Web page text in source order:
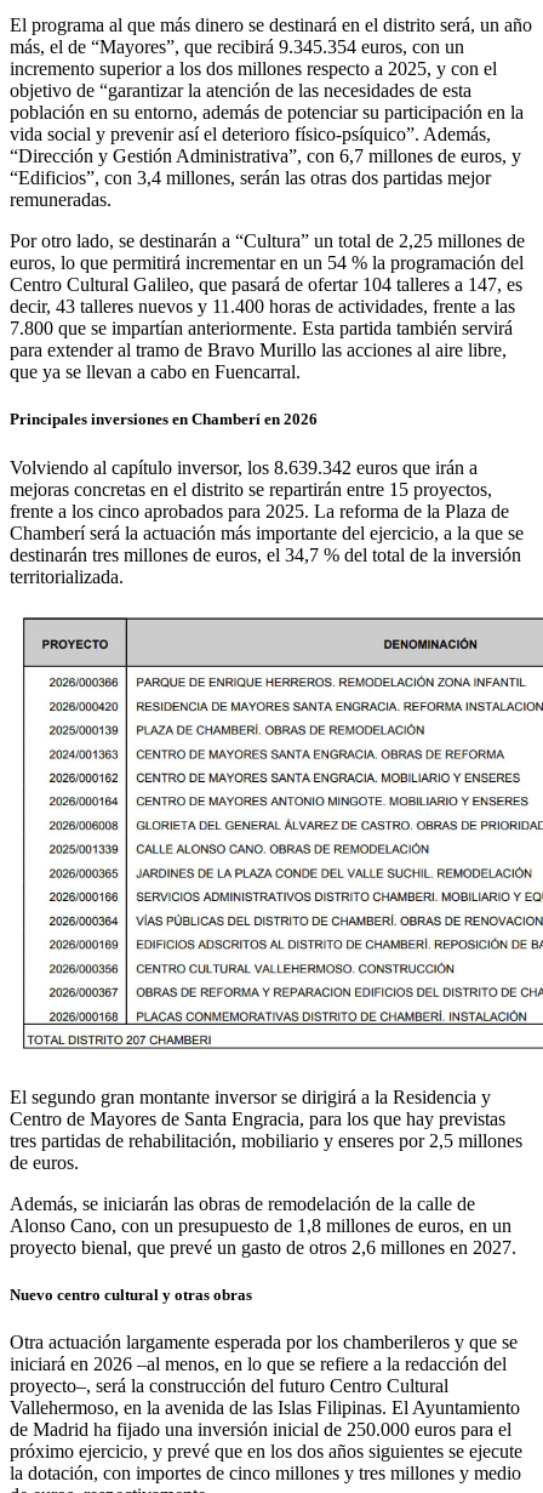
El programa al que más dinero se destinará en el distrito será, un año
más, el de “Mayores”, que recibirá 9.345.354 euros, con un
incremento superior a los dos millones respecto a 2025, y con el
objetivo de “garantizar la atención de las necesidades de esta
población en su entorno, además de potenciar su participación en la
vida social y prevenir así el deterioro físico-psíquico”. Además,
“Dirección y Gestión Administrativa”, con 6,7 millones de euros, y
“Edificios”, con 3,4 millones, serán las otras dos partidas mejor
remuneradas.
Por otro lado, se destinarán a “Cultura” un total de 2,25 millones de
euros, lo que permitirá incrementar en un 54 % la programación del
Centro Cultural Galileo, que pasará de ofertar 104 talleres a 147, es
decir, 43 talleres nuevos y 11.400 horas de actividades, frente a las
7.800 que se impartían anteriormente. Esta partida también servirá
para extender al tramo de Bravo Murillo las acciones al aire libre,
que ya se llevan a cabo en Fuencarral.
Principales inversiones en Chamberí en 2026
Volviendo al capítulo inversor, los 8.639.342 euros que irán a
mejoras concretas en el distrito se repartirán entre 15 proyectos,
frente a los cinco aprobados para 2025. La reforma de la Plaza de
Chamberí será la actuación más importante del ejercicio, a la que se
destinarán tres millones de euros, el 34,7 % del total de la inversión
territorializada.
El segundo gran montante inversor se dirigirá a la Residencia y
Centro de Mayores de Santa Engracia, para los que hay previstas
tres partidas de rehabilitación, mobiliario y enseres por 2,5 millones
de euros.
Además, se iniciarán las obras de remodelación de la calle de
Alonso Cano, con un presupuesto de 1,8 millones de euros, en un
proyecto bienal, que prevé un gasto de otros 2,6 millones en 2027.
Nuevo centro cultural y otras obras
Otra actuación largamente esperada por los chamberileros y que se
iniciará en 2026 –al menos, en lo que se refiere a la redacción del
proyecto–, será la construcción del futuro Centro Cultural
Vallehermoso, en la avenida de las Islas Filipinas. El Ayuntamiento
de Madrid ha fijado una inversión inicial de 250.000 euros para el
próximo ejercicio, y prevé que en los dos años siguientes se ejecute
la dotación, con importes de cinco millones y tres millones y medio